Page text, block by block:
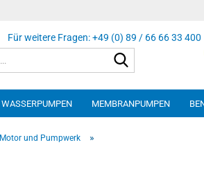
WASSERPUMPEN MEMBRANPUMPEN
Motor und Pumpwerk »